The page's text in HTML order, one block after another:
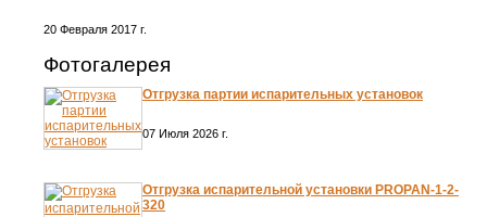
20 Февраля 2017 г.
Фотогалерея
Отгрузка партии испарительных установок
07 Июля 2026 г.
Отгрузка испарительной установки PROPAN-1-2-
320